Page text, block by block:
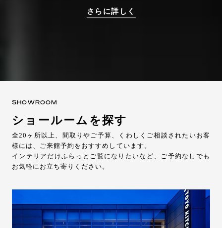
さらに詳しく
SHOWROOM
ショールームを探す
全20ヶ所以上、間取りやご予算、くわしくご相談されたいお客
様には、ご来館予約をおすすめしています。
インテリアだけふらっとご覧になりたいなど、ご予約なしでも
お気軽にお立ち寄りください。